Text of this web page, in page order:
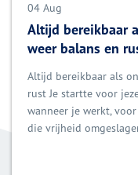
04 Aug
Altijd bereikbaar
weer balans en
Altijd bereikbaar als
rust Je startte voor
wanneer je werkt,
die vrijheid